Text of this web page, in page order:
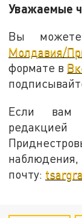
Уважаемые
Вы
Молдавия/
формате в
Если вам
почту: